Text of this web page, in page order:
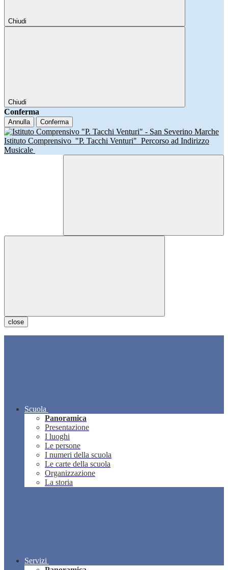
Chiudi
Chiudi
Conferma
Annulla Conferma
Istituto Comprensivo "P. Tacchi Venturi" Percorso ad Indirizzo
Musicale
close
Scuola
Panoramica
Presentazione
I luoghi
Le persone
I numeri della scuola
Le carte della scuola
Organizzazione
La storia
Servizi